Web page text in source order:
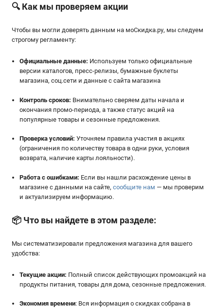
🔍 Как мы проверяем акции
Чтобы вы могли доверять данным на мoСкидка.ру, мы следуем
строгому регламенту:
Официальные данные: Используем только официальные
версии каталогов, пресс-релизы, бумажные буклеты
магазина, соц.сети и данные с сайта магазина
Контроль сроков: Внимательно сверяем даты начала и
окончания промо-периода, а также статус акций на
популярные товары и сезонные предложения.
Проверка условий: Уточняем правила участия в акциях
(ограничения по количеству товара в одни руки, условия
возврата, наличие карты лояльности).
Работа с ошибками: Если вы нашли расхождение цены в
магазине с данными на сайте,сообщите нам — мы проверим
и актуализируем информацию.
📦 Что вы найдете в этом разделе:
Мы систематизировали предложения магазина для вашего
удобства:
Текущие акции: Полный список действующих промоакций на
продукты питания, товары для дома, сезонные предложения.
Экономия времени: Вся информация о скидках собрана в